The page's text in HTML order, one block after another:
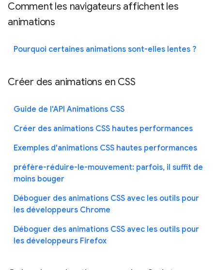
Comment les navigateurs affichent les
animations
Pourquoi certaines animations sont-elles lentes ?
Créer des animations en CSS
Guide de l'API Animations CSS
Créer des animations CSS hautes performances
Exemples d'animations CSS hautes performances
préfère-réduire-le-mouvement: parfois, il suffit de
moins bouger
Déboguer des animations CSS avec les outils pour
les développeurs Chrome
Déboguer des animations CSS avec les outils pour
les développeurs Firefox